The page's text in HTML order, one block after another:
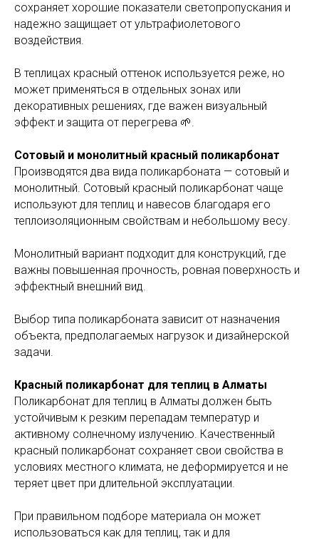
сохраняет хорошие показатели светопропускания и
надежно защищает от ультрафиолетового
воздействия.
В теплицах красный оттенок используется реже, но
может применяться в отдельных зонах или
декоративных решениях, где важен визуальный
эффект и защита от перегрева 🌱.
Сотовый и монолитный красный поликарбонат
Производятся два вида поликарбоната — сотовый и
монолитный. Сотовый красный поликарбонат чаще
используют для теплиц и навесов благодаря его
теплоизоляционным свойствам и небольшому весу.
Монолитный вариант подходит для конструкций, где
важны повышенная прочность, ровная поверхность и
эффектный внешний вид.
Выбор типа поликарбоната зависит от назначения
объекта, предполагаемых нагрузок и дизайнерской
задачи.
Красный поликарбонат для теплиц в Алматы
Поликарбонат для теплиц в Алматы должен быть
устойчивым к резким перепадам температур и
активному солнечному излучению. Качественный
красный поликарбонат сохраняет свои свойства в
условиях местного климата, не деформируется и не
теряет цвет при длительной эксплуатации.
При правильном подборе материала он может
использоваться как для теплиц, так и для